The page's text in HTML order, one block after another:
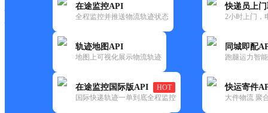
在途监控API
全程监控并推送物流轨迹状态
轨迹地图API
地图上可视化展示物流轨迹
在途监控国际版API
HOT
国际快递轨迹一单到底全程监控
快递员上
2小时上门，
同城即配
跑腿运力智
快运寄件
大件物流 聚
邮政
大黎邮政支局